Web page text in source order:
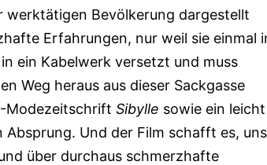
werktätigen Bevölkerung dargestellt
Erfahrungen, nur weil sie einmal
ein Kabelwerk versetzt und muss
Weg heraus aus dieser Sackgasse
Modezeitschrift Sibylle sowie ein leicht
Und der Film schafft es, uns
über durchaus schmerzhafte